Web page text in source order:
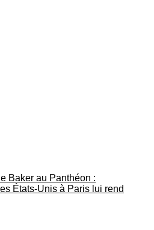
Baker au Panthéon :
États-Unis à Paris lui rend